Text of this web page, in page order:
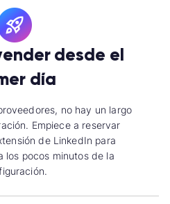
desde el
día
no hay un largo
Empiece a reservar
de LinkedIn para
los pocos minutos de la